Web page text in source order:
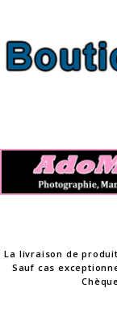
content
La livraison de
Sauf cas